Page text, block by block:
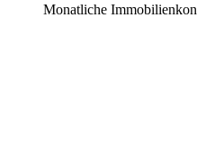
Monatliche